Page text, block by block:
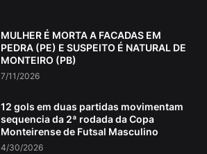
MULHER É MORTA A FACADAS EM
PEDRA (PE) E SUSPEITO É NATURAL DE
MONTEIRO (PB)
7/11/2026
12 gols em duas partidas movimentam
sequencia da 2ª rodada da Copa
Monteirense de Futsal Masculino
4/30/2026